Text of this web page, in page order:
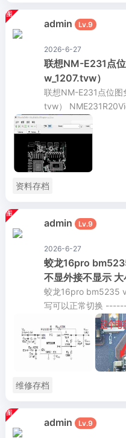
admin Lv.9
2026-6-27
联想NM-E231点
w_1207.tvw）
联想NM-E231点位图
tvw）
资料存档
admin Lv.9
2026-6-27
蛟龙16pro
不显外接不显示
蛟龙16pro bm5235
写可以正常切换
维修存档
admin Lv.9